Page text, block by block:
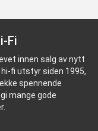
Fi
innen salg av nytt
fi utstyr siden 1995,
spennende
mange gode